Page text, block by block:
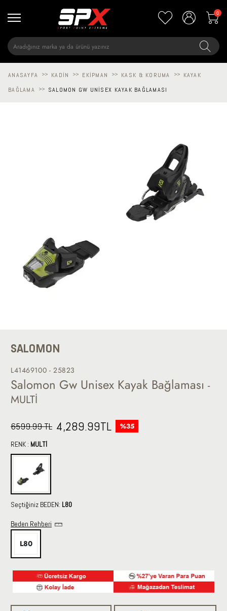
0
ANASAYFA >> KADIN >> EKIPMAN >> KASK & KORUMA >>
KAYAK
BAĞLAMA
>> SALOMON GW UNISEX KAYAK BAĞLAMASI
SALOMON
L41469100 - 25823
Salomon Gw Unisex Kayak Bağlaması -
MULTİ
6599.99 TL 4,289.99TL %35
RENK : MULTİ
Seçtiğiniz BEDEN: L80
Beden Rehberi
L80